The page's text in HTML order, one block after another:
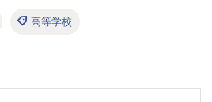
高等学校